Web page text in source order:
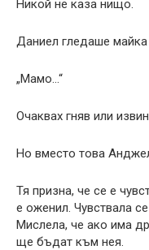
Никой не каза нищо.
Даниел гледаше
„Мамо…“
Очаквах гняв или
Но вместо това
Тя призна, че се е
е оженил. Чувствала
Мислела, че ако има
ще бъдат към нея.